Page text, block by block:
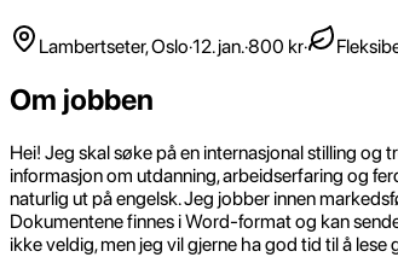
Lambertseter, Oslo·12. jan.·800 kr·
Om jobben
Hei! Jeg skal søke på en internasjonal stilling
informasjon om utdanning, arbeidserfaring og
naturlig ut på engelsk. Jeg jobber innen
Dokumentene finnes i Word-format og kan
ikke veldig, men jeg vil gjerne ha god tid til å